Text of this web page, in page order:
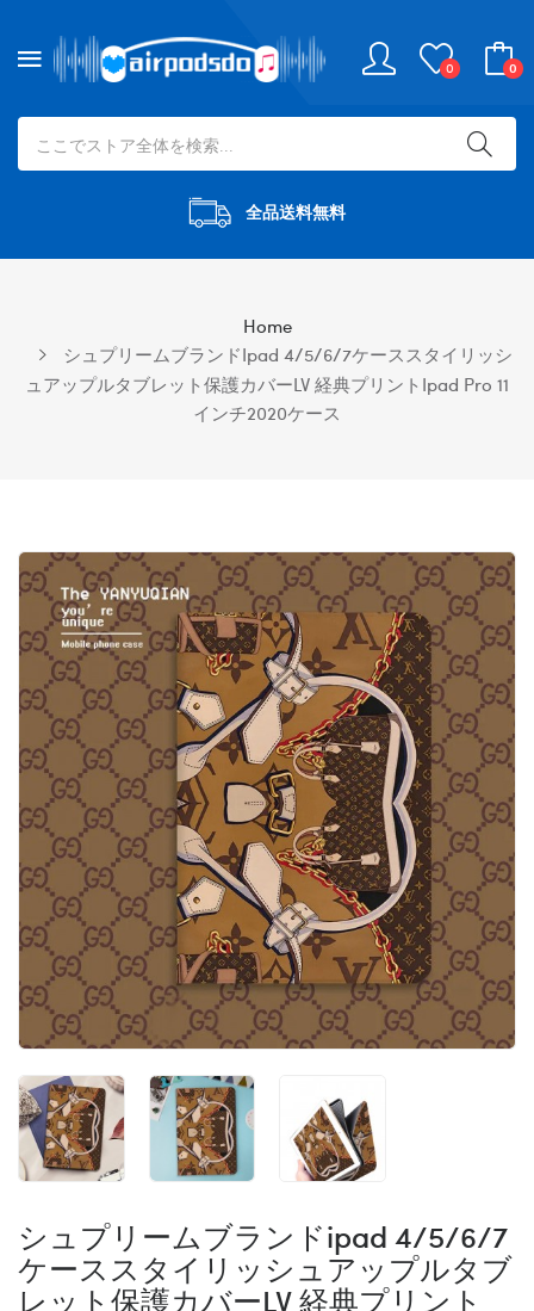
0 0
全品送料無料
Home
シュプリームブランドipad 4/5/6/7ケーススタイリッシ
ュアップルタブレット保護カバーLV 経典プリントipad Pro 11
インチ2020ケース
シュプリームブランドipad 4/5/6/7
ケーススタイリッシュアップルタブ
レット保護カバーLV 経典プリント